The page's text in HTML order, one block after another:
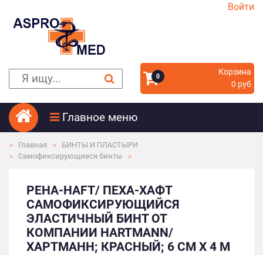
Войти
0
Корзина
0 руб
Главное меню
Главная
БИНТЫ И ПЛАСТЫРИ
Самофиксирующиеся бинты
PEHA-HAFT/ ПЕХА-ХАФТ
САМОФИКСИРУЮЩИЙСЯ
ЭЛАСТИЧНЫЙ БИНТ ОТ
КОМПАНИИ HARTMANN/
ХАРТМАНН; КРАСНЫЙ; 6 СМ Х 4 М